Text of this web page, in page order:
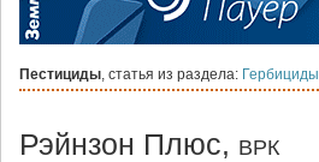
Пестициды, статья из раздела: Гербициды
Рэйнзон Плюс, ВРК